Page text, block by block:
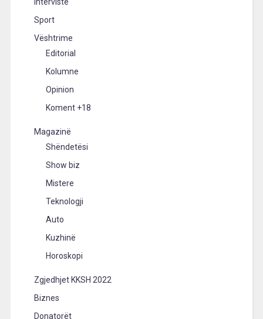
Intervistë
Sport
Vështrime
Editorial
Kolumne
Opinion
Koment +18
Magazinë
Shëndetësi
Show biz
Mistere
Teknologji
Auto
Kuzhinë
Horoskopi
Zgjedhjet KKSH 2022
Biznes
Donatorët